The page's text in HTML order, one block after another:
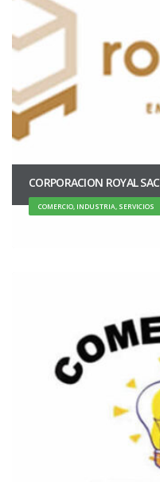
CORPORACION ROYAL SAC
COMERCIO, INDUSTRIA, SERVICIOS